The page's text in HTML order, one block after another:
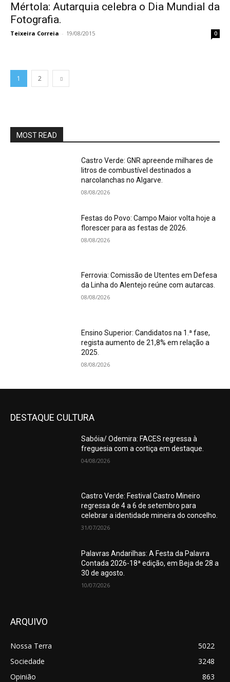
Mértola: Autarquia celebra o Dia Mundial da
Fotografia.
Teixeira Correia - 19/08/2015 0
1 2
MOST READ
Castro Verde: GNR apreende milhares de
litros de combustível destinados a
narcolanchas no Algarve.
08/08/2026
Festas do Povo: Campo Maior volta hoje a
florescer para as festas de 2026.
08/08/2026
Ferrovia: Comissão de Utentes em Defesa
da Linha do Alentejo reúne com autarcas.
08/08/2026
Ensino Superior: Candidatos na 1.ª fase,
regista aumento de 21,8% em relação a
2025.
08/08/2026
DESTAQUE CULTURA
Sabóia/ Odemira: FACES regressa à
freguesia com a cortiça em destaque.
04/08/2026
Castro Verde: Festival Castro Mineiro
regressa de 4 a 6 de setembro para
celebrar a identidade mineira do concelho.
31/07/2026
Palavras Andarilhas: A Festa da Palavra
Contada 2026-18ª edição, em Beja de 28 a
30 de agosto.
10/07/2026
ARQUIVO
Nossa Terra
5022
Sociedade
3248
Opinião
863